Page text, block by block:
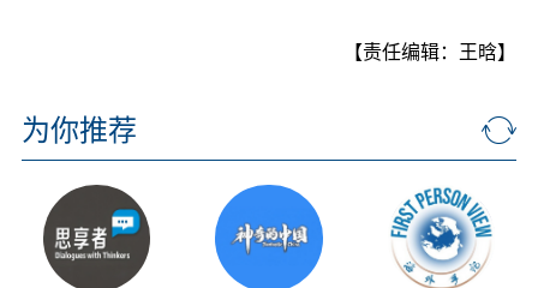
【责任编辑：王晗】
为你推荐